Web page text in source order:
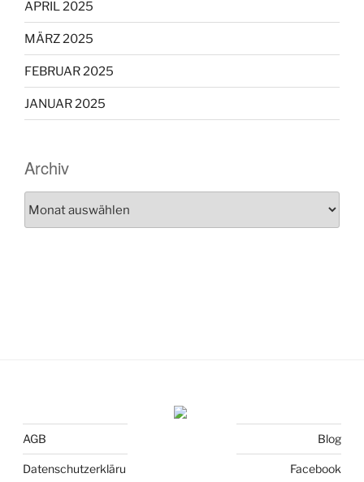
APRIL 2025
MÄRZ 2025
FEBRUAR 2025
JANUAR 2025
Archiv
AGB
Datenschutzerkläru
Blog
Facebook